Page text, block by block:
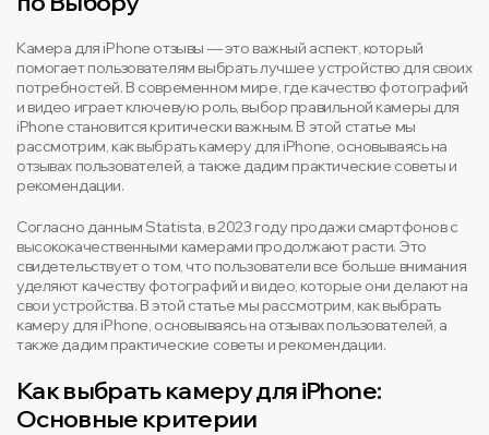
Камера для iPhone отзывы — это важный аспект, который
помогает пользователям выбрать лучшее устройство для своих
потребностей. В современном мире, где качество фотографий
и видео играет ключевую роль, выбор правильной камеры для
iPhone становится критически важным. В этой статье мы
рассмотрим, как выбрать камеру для iPhone, основываясь на
отзывах пользователей, а также дадим практические советы и
рекомендации.
Согласно данным Statista, в 2023 году продажи смартфонов с
высококачественными камерами продолжают расти. Это
свидетельствует о том, что пользователи все больше внимания
уделяют качеству фотографий и видео, которые они делают на
свои устройства. В этой статье мы рассмотрим, как выбрать
камеру для iPhone, основываясь на отзывах пользователей, а
также дадим практические советы и рекомендации.
Как выбрать камеру для iPhone:
Основные критерии